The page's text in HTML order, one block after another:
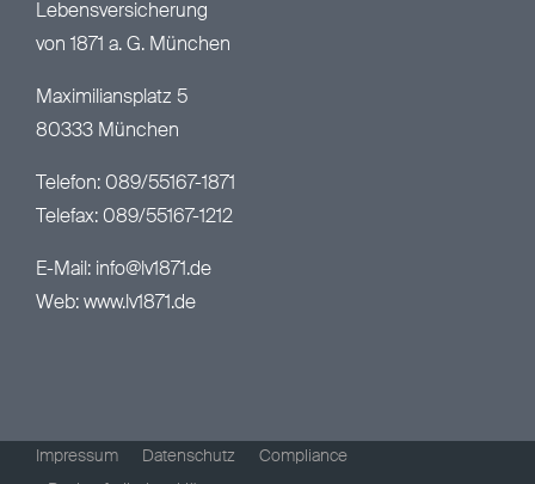
Lebensversicherung
von 1871 a. G. München
Maximiliansplatz 5
80333 München
Telefon: 089/55167-1871
Telefax: 089/55167-1212
E-Mail: info@lv1871.de
Web: www.lv1871.de
Impressum Datenschutz
Compliance